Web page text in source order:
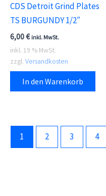
CDS Detroit Grind Plates
TS BURGUNDY 1/2″
6,00€ inkl. MwSt.
inkl. 19 % MwSt.
zzgl. Versandkosten
In den Warenkorb
1 2 3 4